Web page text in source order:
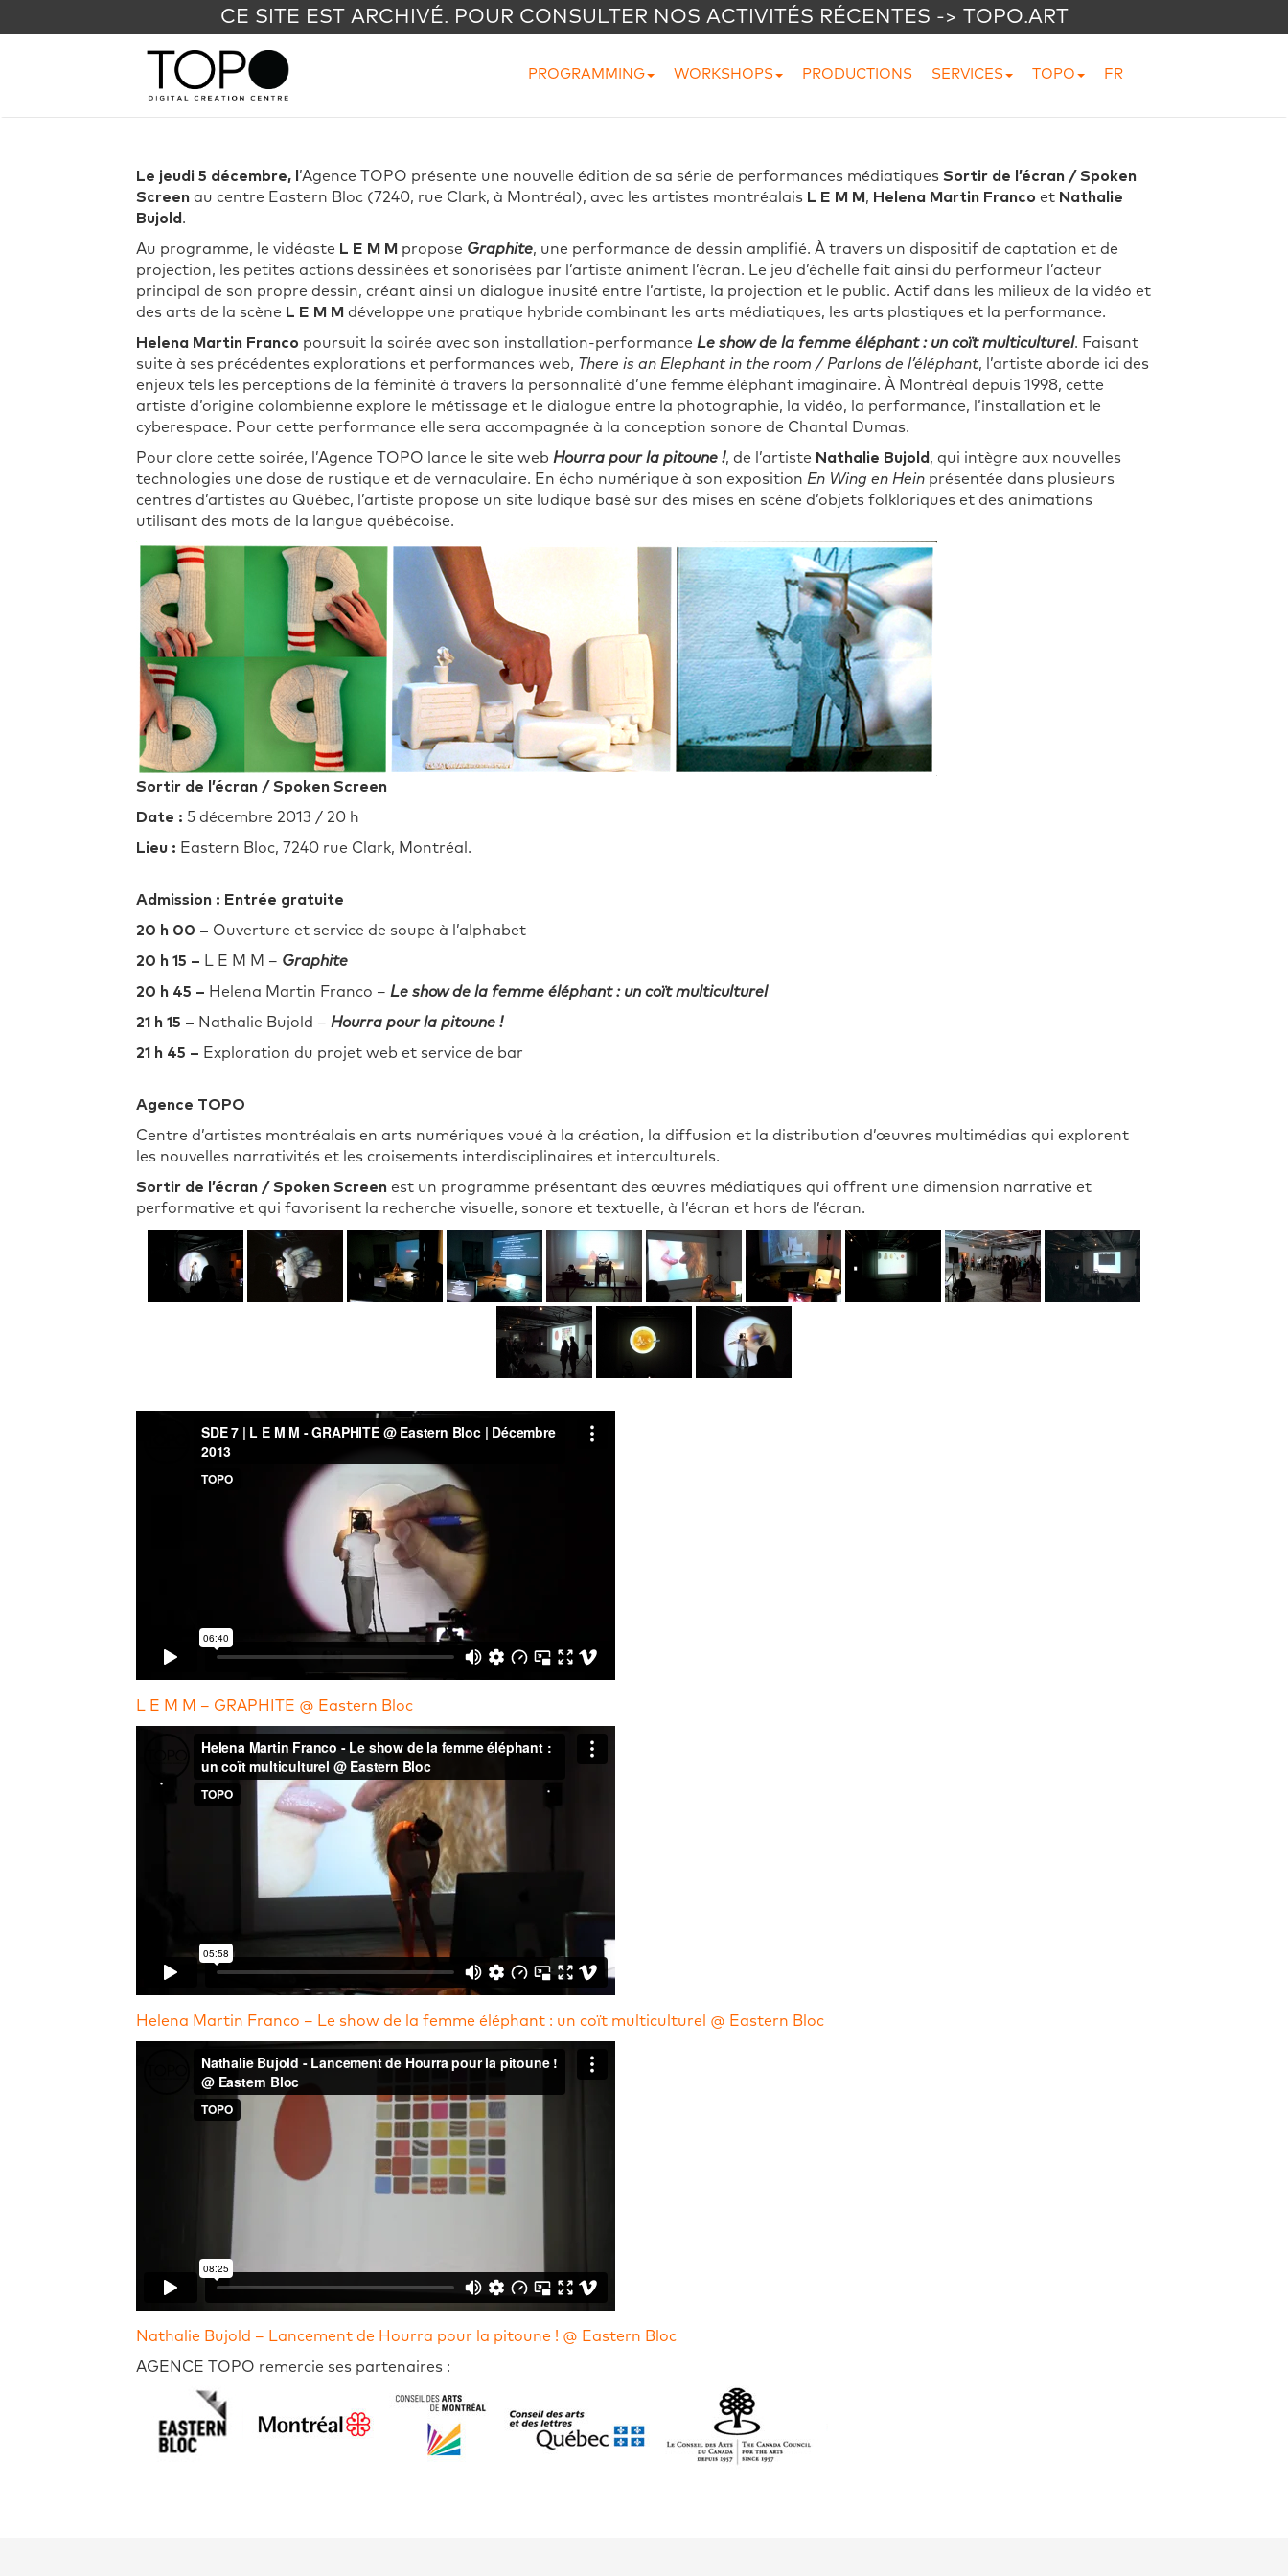
CE SITE EST ARCHIVÉ. POUR CONSULTER NOS ACTIVITÉS RÉCENTES -> TOPO.ART
PROGRAMMING WORKSHOPS PRODUCTIONS SERVICES TOPO FR
Le jeudi 5 décembre, l ’Agence TOPO présente une nouvelle édition de sa série de performances médiatiques Sortir de l’écran / Spoken
Screen au centre Eastern Bloc (7240, rue Clark, à Montréal), avec les artistes montréalais L E M M , Helena Martin Franco et Nathalie
Bujold .
Au programme, le vidéaste L E M M propose Graphite, une performance de dessin amplifié. À travers un dispositif de captation et de
projection, les petites actions dessinées et sonorisées par l’artiste animent l’écran. Le jeu d’échelle fait ainsi du performeur l’acteur
principal de son propre dessin, créant ainsi un dialogue inusité entre l’artiste, la projection et le public. Actif dans les milieux de la vidéo et
des arts de la scène L E M M développe une pratique hybride combinant les arts médiatiques, les arts plastiques et la performance.
Helena Martin Franco poursuit la soirée avec son installation-performance Le show de la femme éléphant : un coït multiculturel. Faisant
suite à ses précédentes explorations et performances web, There is an Elephant in the room / Parlons de l’éléphant, l’artiste aborde ici des
enjeux tels les perceptions de la féminité à travers la personnalité d’une femme éléphant imaginaire. À Montréal depuis 1998, cette
artiste d’origine colombienne explore le métissage et le dialogue entre la photographie, la vidéo, la performance, l’installation et le
cyberespace. Pour cette performance elle sera accompagnée à la conception sonore de Chantal Dumas.
Pour clore cette soirée, l’Agence TOPO lance le site web Hourra pour la pitoune !, de l’artiste Nathalie Bujold , qui intègre aux nouvelles
technologies une dose de rustique et de vernaculaire. En écho numérique à son exposition En Wing en Hein présentée dans plusieurs
centres d’artistes au Québec, l’artiste propose un site ludique basé sur des mises en scène d’objets folkloriques et des animations
utilisant des mots de la langue québécoise.
Sortir de l’écran / Spoken Screen
Date : 5 décembre 2013 / 20 h
Lieu : Eastern Bloc, 7240 rue Clark, Montréal.
Admission : Entrée gratuite
20 h 00 – Ouverture et service de soupe à l’alphabet
20 h 15 – L E M M – Graphite
20 h 45 – Helena Martin Franco – Le show de la femme éléphant : un coït multiculturel
21 h 15 – Nathalie Bujold – Hourra pour la pitoune !
21 h 45 – Exploration du projet web et service de bar
Agence TOPO
Centre d’artistes montréalais en arts numériques voué à la création, la diffusion et la distribution d’œuvres multimédias qui explorent
les nouvelles narrativités et les croisements interdisciplinaires et interculturels.
Sortir de l’écran / Spoken Screen est un programme présentant des œuvres médiatiques qui offrent une dimension narrative et
performative et qui favorisent la recherche visuelle, sonore et textuelle, à l’écran et hors de l’écran.
L E M M – GRAPHITE @ Eastern Bloc
Helena Martin Franco – Le show de la femme éléphant : un coït multiculturel @ Eastern Bloc
Nathalie Bujold – Lancement de Hourra pour la pitoune ! @ Eastern Bloc
AGENCE TOPO remercie ses partenaires :